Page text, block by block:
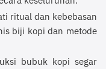
ritual dan kebebasan
biji kopi dan metode
bubuk kopi segar